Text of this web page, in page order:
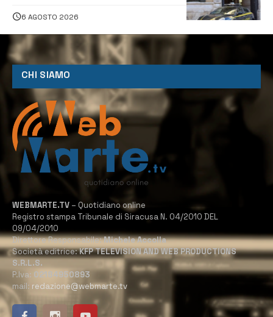
climatizzazione
6 AGOSTO 2026
CHI SIAMO
WEBMARTE.TV – Quotidiano online
Registro stampa Tribunale di Siracusa N. 04/2010 DEL
09/04/2010
Direttore Responsabile:Michele Accolla
Società editrice:KFP TELEVISION AND WEB PRODUCTIONS
S.R.L.S.
P.Iva: 02184950893
mail: redazione@webmarte.tv